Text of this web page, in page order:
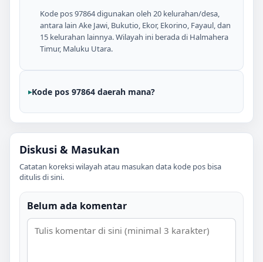
Kode pos 97864 digunakan oleh 20 kelurahan/desa,
antara lain Ake Jawi, Bukutio, Ekor, Ekorino, Fayaul, dan
15 kelurahan lainnya. Wilayah ini berada di Halmahera
Timur, Maluku Utara.
Kode pos 97864 daerah mana?
Diskusi & Masukan
Catatan koreksi wilayah atau masukan data kode pos bisa
ditulis di sini.
Belum ada komentar